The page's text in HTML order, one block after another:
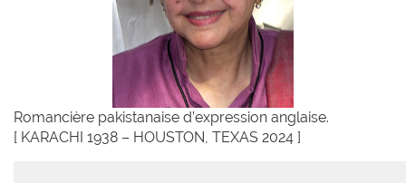
Romancière pakistanaise d’expression anglaise.
[ KARACHI 1938 – HOUSTON, TEXAS 2024 ]